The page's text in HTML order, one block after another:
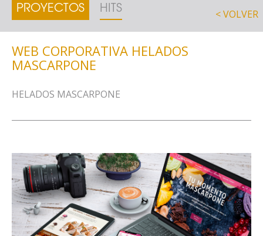
PROYECTOS HITS < VOLVER
WEB CORPORATIVA HELADOS
MASCARPONE
HELADOS MASCARPONE